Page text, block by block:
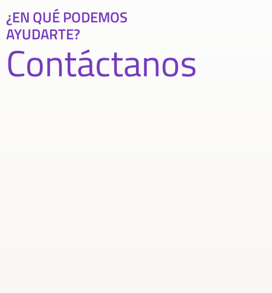
¿EN QUÉ PODEMOS
AYUDARTE?
Contáctanos